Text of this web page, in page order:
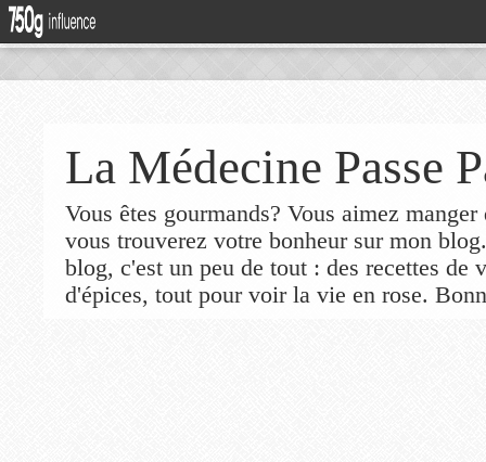
La Médecine Passe
Vous êtes gourmands? Vous aimez
vous trouverez votre bonheur sur mon
blog, c'est un peu de tout : des recettes de
d'épices, tout pour voir la vie en rose.